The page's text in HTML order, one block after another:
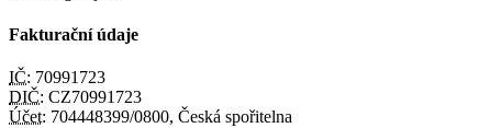
Fakturační údaje
IČ: 70991723
DIČ: CZ70991723
Účet: 704448399/0800, Česká spořitelna